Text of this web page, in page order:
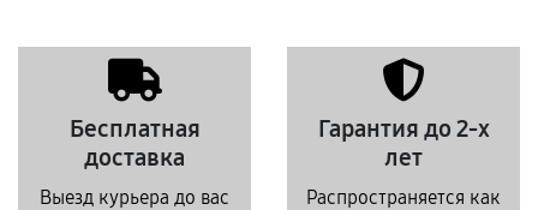
Бесплатная
доставка
Выезд курьера до вас
Гарантия до 2-х
лет
Распространяется как